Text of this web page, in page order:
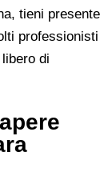
tieni presente
professionisti
di